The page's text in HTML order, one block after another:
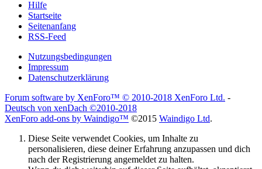
Hilfe
Startseite
Seitenanfang
RSS-Feed
Nutzungsbedingungen
Impressum
Datenschutzerklärung
Forum software by XenForo™ © 2010-2018 XenForo Ltd. -
Deutsch von xenDach ©2010-2018
XenForo add-ons by Waindigo™ ©2015 Waindigo Ltd.
Diese Seite verwendet Cookies, um Inhalte zu
personalisieren, diese deiner Erfahrung anzupassen und dich
nach der Registrierung angemeldet zu halten.